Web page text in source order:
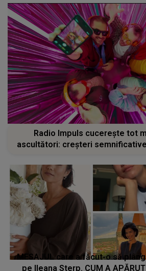
Radio Impuls cucerește tot
ascultători: creșteri
MESAJUL care a făcut-o să
pe Ileana Sterp. CUM A APĂRUT